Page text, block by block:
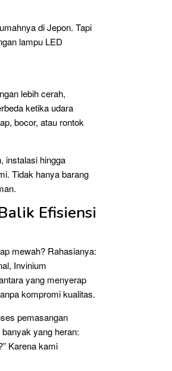
di Jepon. Tapi
lampu LED
lebih cerah,
ketika udara
bocor, atau rontok
instalasi hingga
Tidak hanya barang
Efisiensi
mewah? Rahasianya:
Invinium
yang menyerap
kompromi kualitas.
pemasangan
yang heran:
Karena kami